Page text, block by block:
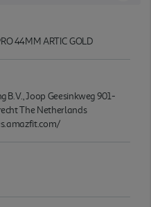
44MM ARTIC GOLD
B.V., Joop Geesinkweg 901-
The Netherlands